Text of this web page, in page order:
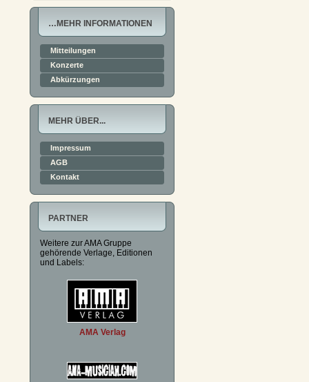
…MEHR INFORMATIONEN
Mitteilungen
Konzerte
Abkürzungen
MEHR ÜBER...
Impressum
AGB
Kontakt
PARTNER
Weitere zur AMA Gruppe
gehörende Verlage, Editionen
und Labels:
AMA Verlag